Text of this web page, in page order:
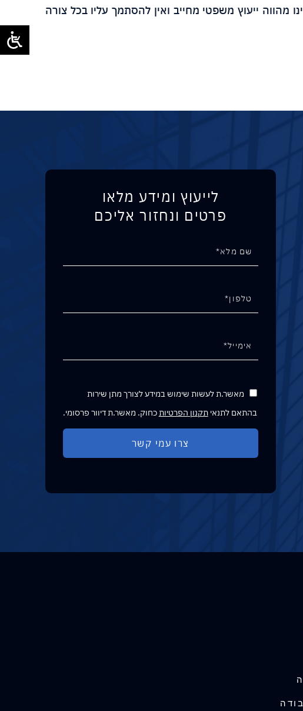
מהווה ייעוץ משפטי מחייב ואין להסתמך עליו בכל צורה
לייעוץ ומידע מלאו
פרטים ונחזור אליכם
מאשר.ת לעשות שימוש במידע לצורך מתן שירות
בהתאם לתנאיתקנון הפרטיות כחוק. מאשר.ת דיוור פרסומי.